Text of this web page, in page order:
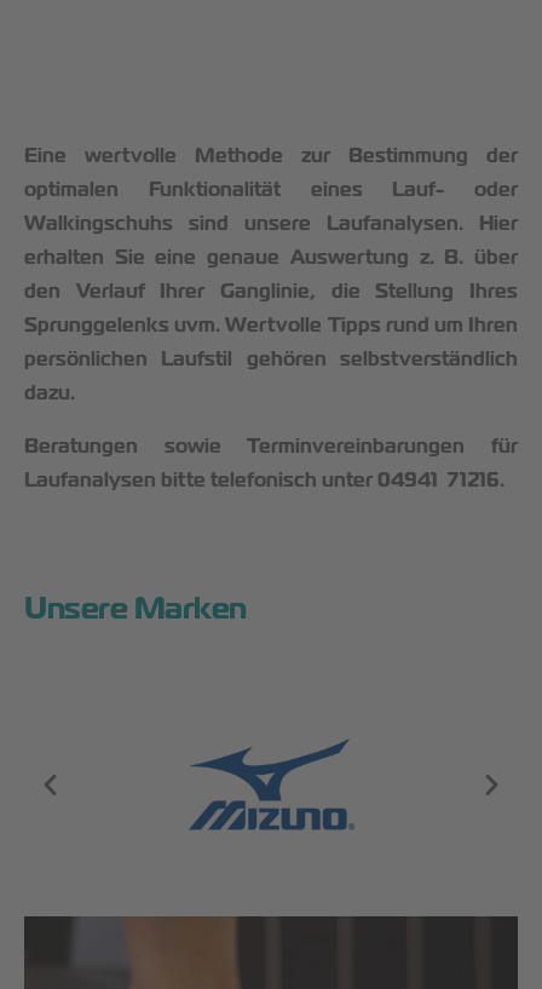
Eine wertvolle Methode zur Bestimmung der
optimalen Funktionalität eines Lauf- oder
Walkingschuhs sind unsere Laufanalysen. Hier
erhalten Sie eine genaue Auswertung z. B. über
den Verlauf Ihrer Ganglinie, die Stellung Ihres
Sprunggelenks uvm. Wertvolle Tipps rund um Ihren
persönlichen Laufstil gehören selbstverständlich
dazu.
Beratungen sowie Terminvereinbarungen für
Laufanalysen bitte telefonisch unter 04941 71216.
Unsere Marken